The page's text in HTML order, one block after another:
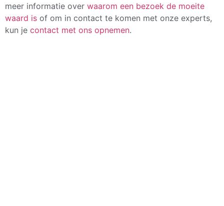
meer informatie over waarom een bezoek de moeite
waard is of om in contact te komen met onze experts,
kun je contact met ons opnemen.